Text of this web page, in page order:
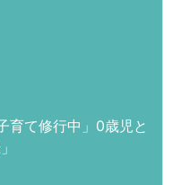
育て修行中」0歳児と